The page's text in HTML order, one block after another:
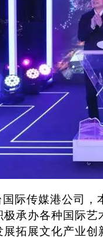
际传媒港公司，
承办各种国际
拓展文化产业